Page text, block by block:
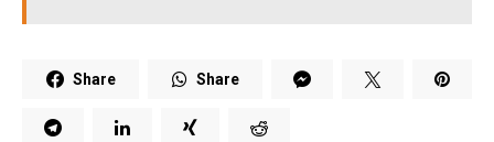
Share Share